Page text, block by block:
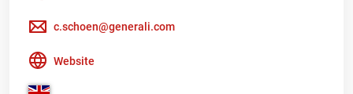
c.schoen@generali.com
Website